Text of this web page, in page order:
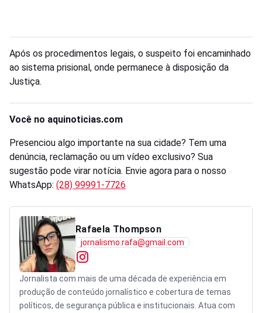
Após os procedimentos legais, o suspeito foi encaminhado
ao sistema prisional, onde permanece à disposição da
Justiça.
Você no aquinoticias.com
Presenciou algo importante na sua cidade? Tem uma
denúncia, reclamação ou um vídeo exclusivo? Sua
sugestão pode virar notícia. Envie agora para o nosso
WhatsApp: (28) 99991-7726
Rafaela Thompson
jornalismo.rafa@gmail.com
Jornalista com mais de uma década de experiência em
produção de conteúdo jornalístico e cobertura de temas
políticos, de segurança pública e institucionais. Atua com